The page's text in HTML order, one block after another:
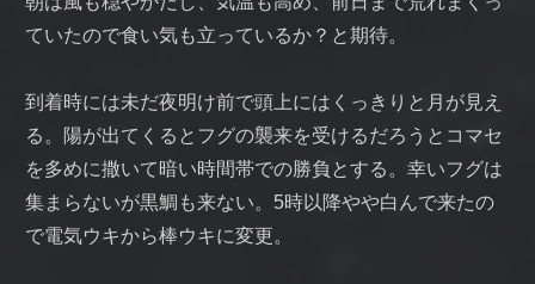
ていたので食い気も立っているか？と期待。
到着時には未だ夜明け前で頭上にはくっきりと月が見え
る。陽が出てくるとフグの襲来を受けるだろうとコマセ
を多めに撒いて暗い時間帯での勝負とする。幸いフグは
集まらないが黒鯛も来ない。5時以降やや白んで来たの
で電気ウキから棒ウキに変更。